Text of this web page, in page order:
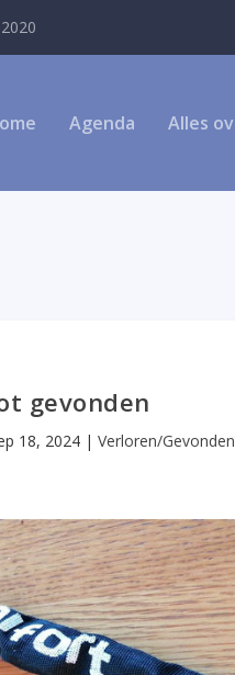
Agenda Alles
gevonden
18, 2024 |Verloren/Gevonden